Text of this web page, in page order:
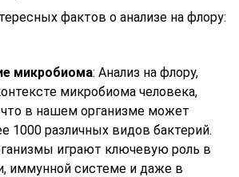
фактов о анализе на флору:
микробиома: Анализ на флору,
микробиома человека,
в нашем организме может
1000 различных видов бактерий.
играют ключевую роль в
иммунной системе и даже в